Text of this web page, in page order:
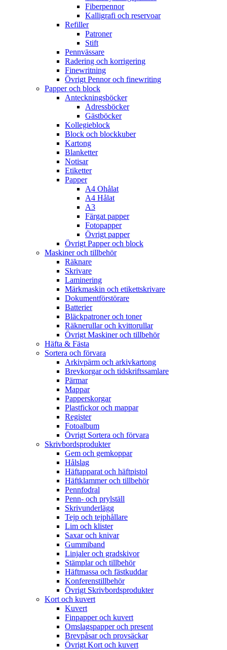
Fiberpennor
Kalligrafi och reservoar
Refiller
Patroner
Stift
Pennvässare
Radering och korrigering
Finewritning
Övrigt Pennor och finewriting
Papper och block
Anteckningsböcker
Adressböcker
Gästböcker
Kollegieblock
Block och blockkuber
Kartong
Blanketter
Notisar
Etiketter
Papper
A4 Ohålat
A4 Hålat
A3
Färgat papper
Fotopapper
Övrigt papper
Övrigt Papper och block
Maskiner och tillbehör
Räknare
Skrivare
Laminering
Märkmaskin och etikettskrivare
Dokumentförstörare
Batterier
Bläckpatroner och toner
Räknerullar och kvittorullar
Övrigt Maskiner och tillbehör
Häfta & Fästa
Sortera och förvara
Arkivpärm och arkivkartong
Brevkorgar och tidskriftssamlare
Pärmar
Mappar
Papperskorgar
Plastfickor och mappar
Register
Fotoalbum
Övrigt Sortera och förvara
Skrivbordsprodukter
Gem och gemkoppar
Hålslag
Häftapparat och häftpistol
Häftklammer och tillbehör
Pennfodral
Penn- och prylställ
Skrivunderlägg
Tejp och tejphållare
Lim och klister
Saxar och knivar
Gummiband
Linjaler och gradskivor
Stämplar och tillbehör
Häftmassa och fästkuddar
Konferenstillbehör
Övrigt Skrivbordsprodukter
Kort och kuvert
Kuvert
Finpapper och kuvert
Omslagspapper och present
Brevpåsar och provsäckar
Övrigt Kort och kuvert